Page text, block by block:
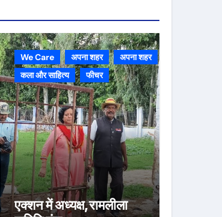
We Care अपना शहर
अपना शहर
कला और साहित्य
फीचर
एक्शन में अध्यक्ष,रामलीला